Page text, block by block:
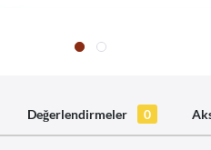
Değerlendirmeler 0